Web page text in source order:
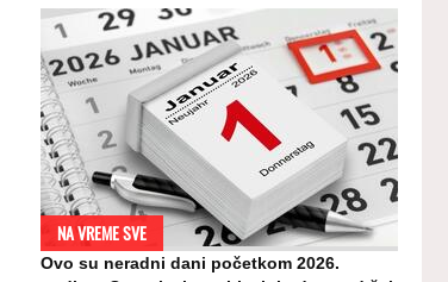
NA VREME SVE
Ovo su neradni dani početkom 2026.